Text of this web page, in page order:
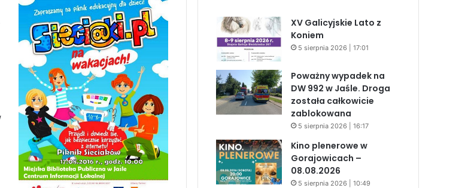
XV Galicyjskie Lato z
Koniem
5 sierpnia 2026 | 17:01
Poważny wypadek na
DW 992 w Jaśle. Droga
została całkowicie
zablokowana
5 sierpnia 2026 | 16:17
Kino plenerowe w
Gorajowicach –
08.08.2026
5 sierpnia 2026 | 10:49